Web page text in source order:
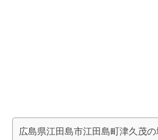
広島県江田島市江田島町津久茂